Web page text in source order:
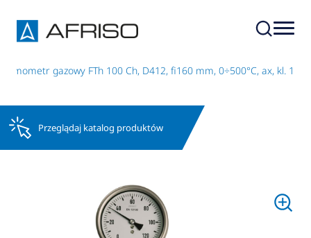
gazowy FTh 100 Ch, D412, fi160 mm, 0÷500°C, ax, kl. 1
Przeglądaj katalog produktów